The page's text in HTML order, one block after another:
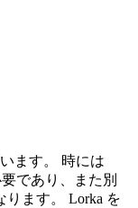
ます。 時には
であり、また別
ります。 Lorka を